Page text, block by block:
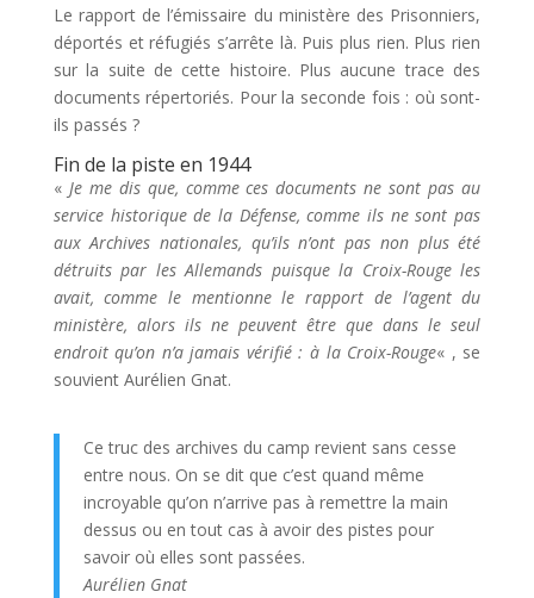
Le rapport de l’émissaire du ministère des Prisonniers,
déportés et réfugiés s’arrête là. Puis plus rien. Plus rien
sur la suite de cette histoire. Plus aucune trace des
documents répertoriés. Pour la seconde fois : où sont-
ils passés ?
Fin de la piste en 1944
« Je me dis que, comme ces documents ne sont pas au
service historique de la Défense, comme ils ne sont pas
aux Archives nationales, qu’ils n’ont pas non plus été
détruits par les Allemands puisque la Croix-Rouge les
avait, comme le mentionne le rapport de l’agent du
ministère, alors ils ne peuvent être que dans le seul
endroit qu’on n’a jamais vérifié : à la Croix-Rouge« , se
souvient Aurélien Gnat.
Ce truc des archives du camp revient sans cesse
entre nous. On se dit que c’est quand même
incroyable qu’on n’arrive pas à remettre la main
dessus ou en tout cas à avoir des pistes pour
savoir où elles sont passées.
Aurélien Gnat